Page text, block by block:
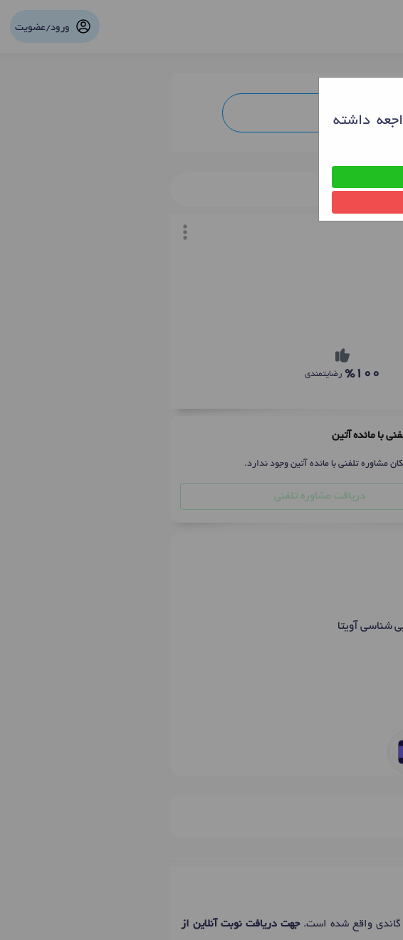
ورود/عضویت
%100 رضایتمندی
با مائده آتین
مشاوره تلفنی با مائده آتین وجود ندارد.
دریافت مشاوره تلفنی
واقع شده است.جهت دریافت نوبت آنلاین از
داشته